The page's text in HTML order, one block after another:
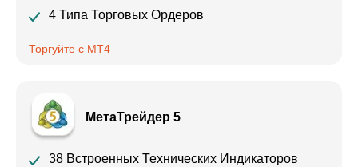
4 Типа Торговых Ордеров
Торгуйте с MT4
МетаТрейдер 5
38 Встроенных Технических Индикаторов